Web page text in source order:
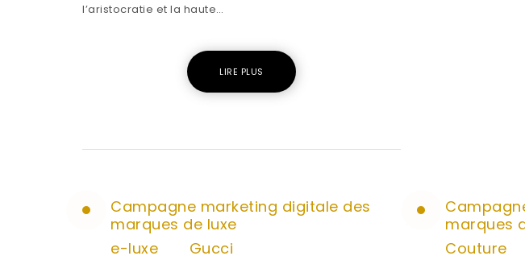
l’aristocratie et la haute…
LIRE PLUS
Campagne marketing digitale des
marques de luxe
e-luxe
Gucci
marques
Couture